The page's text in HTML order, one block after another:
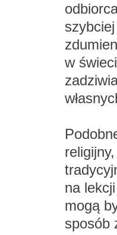
w
na
mogą
sposób